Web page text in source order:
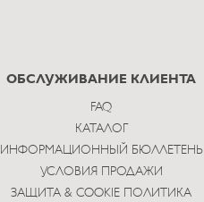
ОБСЛУЖИВАНИЕ КЛИЕНТА
FAQ
КАТАЛОГ
ИНФОРМАЦИОННЫЙ БЮЛЛЕТЕНЬ
УСЛОВИЯ ПРОДАЖИ
ЗАЩИТА & COOKIE ПОЛИТИКА